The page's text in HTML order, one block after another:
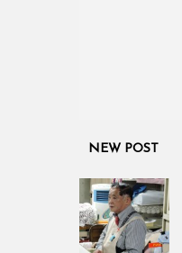
NEW POST